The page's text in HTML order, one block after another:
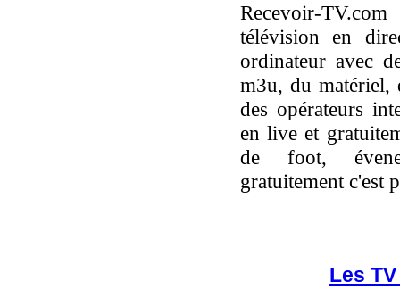
Recevoir-
télévision en
ordinateur avec
m3u, du matériel,
des opérateurs
en live et
de foot,
gratuitement c'est
Les